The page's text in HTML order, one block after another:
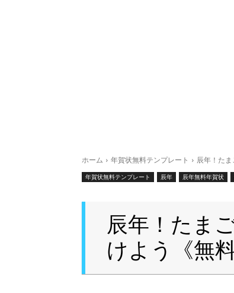
ホーム 年賀状無料テンプレート 辰年！た
年賀状無料テンプレート 辰年 辰年無料年賀状
辰年！たま
けよう《無